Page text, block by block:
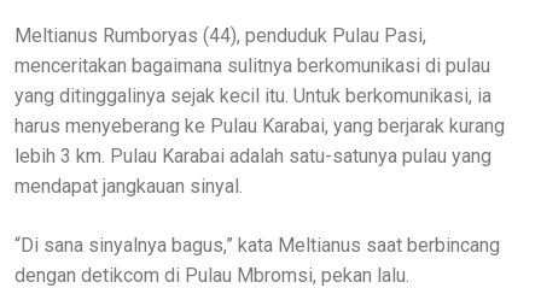
Meltianus Rumboryas (44), penduduk Pulau Pasi,
menceritakan bagaimana sulitnya berkomunikasi di pulau
yang ditinggalinya sejak kecil itu. Untuk berkomunikasi, ia
harus menyeberang ke Pulau Karabai, yang berjarak kurang
lebih 3 km. Pulau Karabai adalah satu-satunya pulau yang
mendapat jangkauan sinyal.
“Di sana sinyalnya bagus,” kata Meltianus saat berbincang
dengan detikcom di Pulau Mbromsi, pekan lalu.